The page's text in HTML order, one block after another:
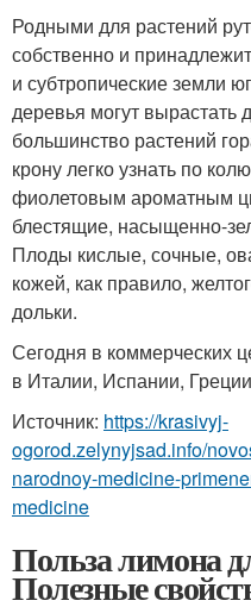
Родными для растений
собственно и
и субтропические земли
деревья могут вырастать
большинство растений
крону легко узнать по
фиолетовым ароматным
блестящие, насыщенно-
Плоды кислые, сочные,
кожей, как правило,
дольки.
Сегодня в коммерческих
в Италии, Испании,
Источник: https://krasivyj-
ogorod.zelynyjsad.info/
narodnoy-medicine-
medicine
Польза лимона
Полезные